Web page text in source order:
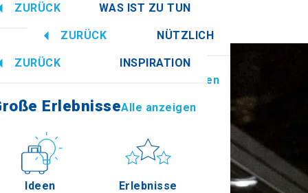
Imathia
ZURÜCK WAS IST ZU TUN
Kultur
ZURÜCK NÜTZLICH
Alle anzeigen
How to get there
ZURÜCK INSPIRATION
ErlebnisseAlle anzeigen
Ideen Erlebnisse